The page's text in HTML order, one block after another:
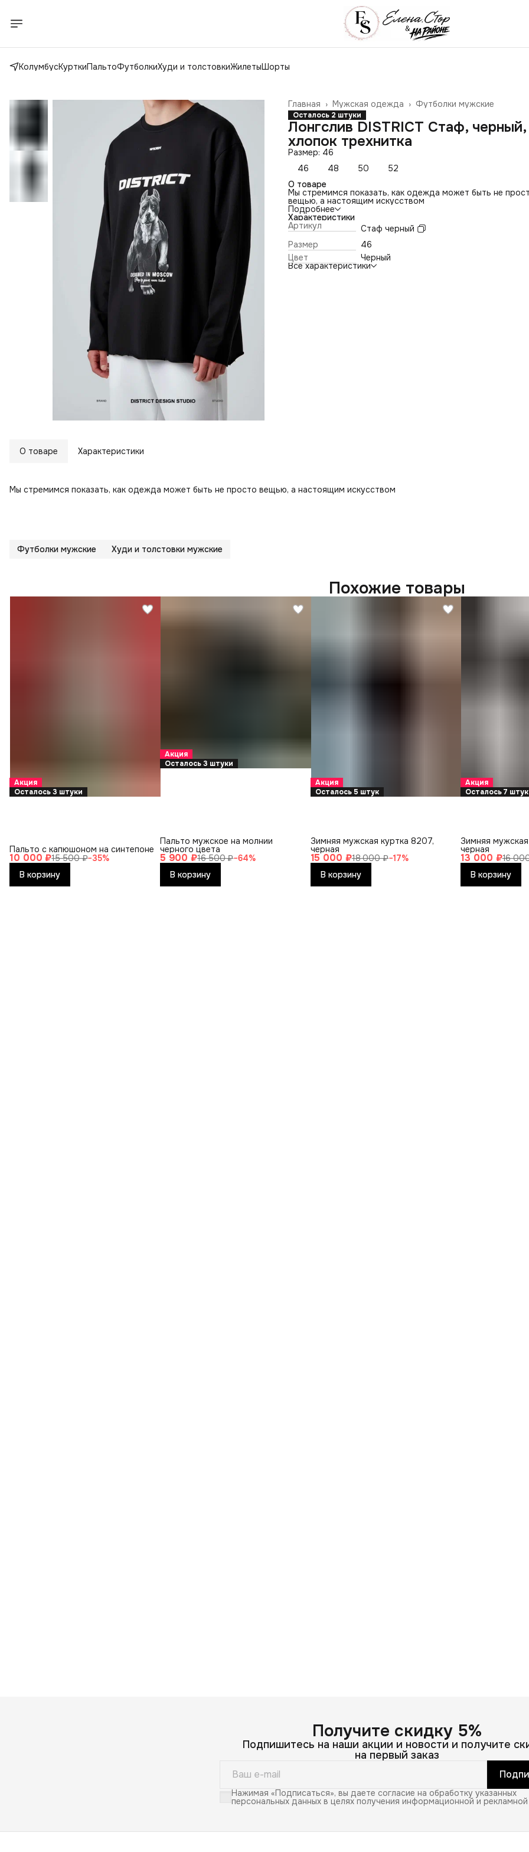
КолумбусКурткиПальтоФутболкиХуди и толстовкиЖилетыШорты
Футболки мужские
Мужская одежда ›
Главная ›
Осталось 2 штуки
Лонгслив DISTRICT Стаф, черный,
хлопок трехнитка
Размер: 46
46
48 50
52
О товаре
Мы стремимся показать, как одежда может быть не
вещью, а настоящим искусством
Подробнее
Характеристики
Артикул
Стаф черный
Размер
46
Цвет
Черный
Все характеристики
О товаре Характеристики
Мы стремимся показать, как одежда может быть не просто вещью, а настоящим искусством
Футболки мужские Худи и толстовки мужские
Похожие товары
Акция
Осталось 3 штуки
10 000 ₽15 500 ₽−35%
Пальто с капюшоном на синтепоне
В корзину
Акция
Осталось 3 штуки
5 900 ₽16 500 ₽−64%
Пальто мужское на молнии
черного цвета
В корзину
Акция
Осталось 5 штук
15 000 ₽18 000 ₽−17%
Зимняя мужская куртка 8207,
черная
В корзину
Акция
Осталось 7 штук
13 000 ₽16
Зимняя
черная
В корзину
Получите скидку 5%
Подпишитесь на наши акции и новости и получите
на первый заказ
Нажимая «Подписаться», вы даете согласие на обработку указанных
персональных данных в целях получения информационной и